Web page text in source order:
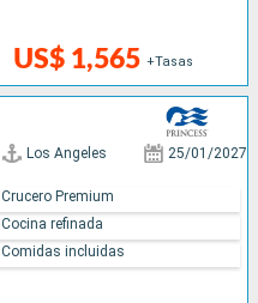
US$ 1,565 +Tasas
Los Angeles 25/01/2027
Crucero Premium
Cocina refinada
Comidas incluidas